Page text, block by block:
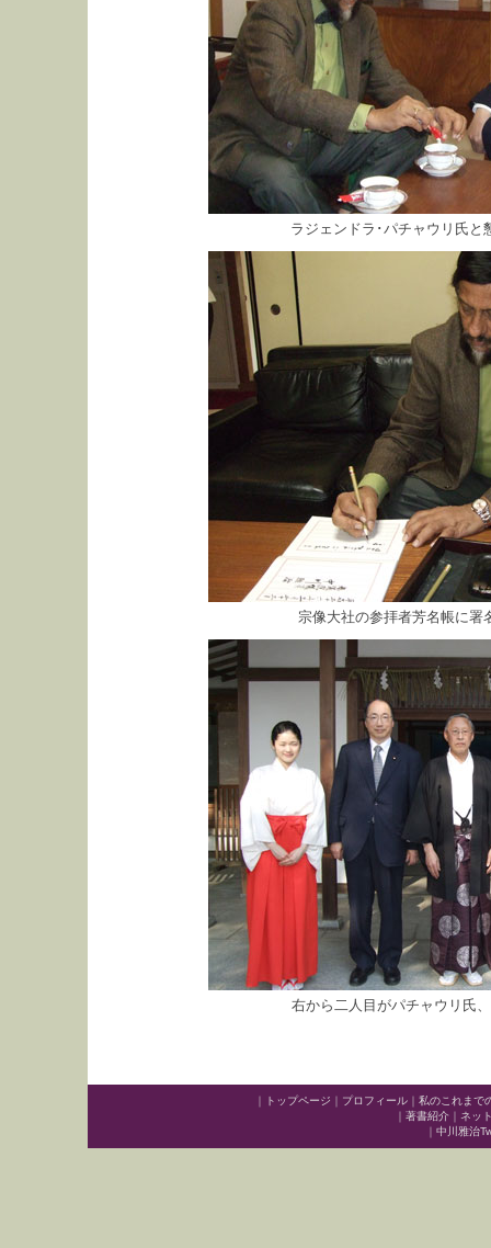
ラジェンドラ･パチャウリ氏と
宗像大社の参拝者芳名帳に署
右から二人目がパチャウリ氏
｜ トップページ ｜ プロフィール ｜ 私のこれまで
｜ 著書紹介 ｜ ネッ
｜ 中川雅治